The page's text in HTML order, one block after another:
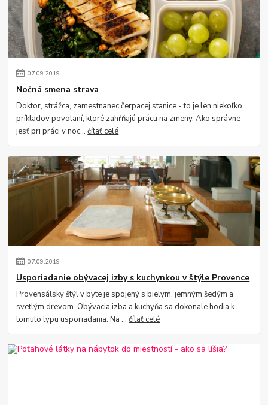
07.09.2019
Nočná smena strava
Doktor, strážca, zamestnanec čerpacej stanice - to je len niekoľko
príkladov povolaní, ktoré zahŕňajú prácu na zmeny. Ako správne
jesť pri práci v noc...čítať celé
07.09.2019
Usporiadanie obývacej izby s kuchynkou v štýle Provence
Provensálsky štýl v byte je spojený s bielym, jemným šedým a
svetlým drevom. Obývacia izba a kuchyňa sa dokonale hodia k
tomuto typu usporiadania. Na ...čítať celé